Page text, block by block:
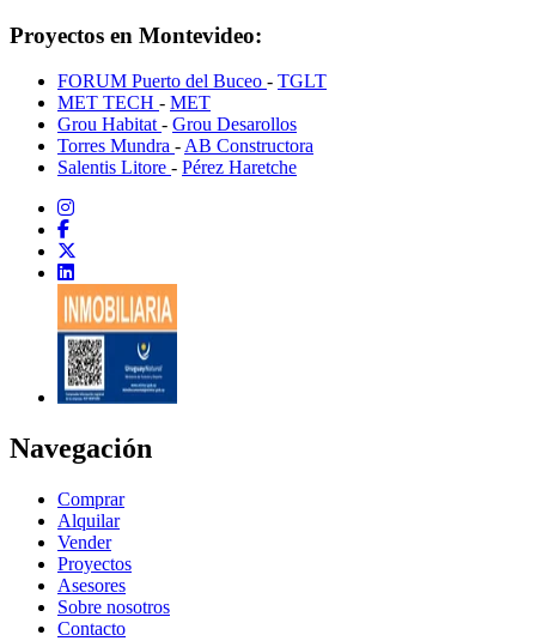
Proyectos en Montevideo:
FORUM Puerto del Buceo - TGLT
MET TECH - MET
Grou Habitat- Grou Desarollos
Torres Mundra -AB Constructora
Salentis Litore - Pérez Haretche
Navegación
Comprar
Alquilar
Vender
Proyectos
Asesores
Sobre nosotros
Contacto